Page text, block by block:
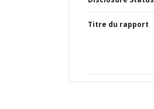
Titre du rapport